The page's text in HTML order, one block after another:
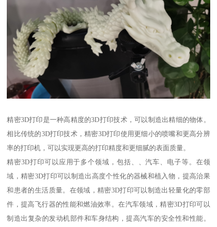
精密3D打印是一种高精度的3D打印技术，可以制造出精细的物体。
相比传统的3D打印技术，精密3D打印使用更细小的喷嘴和更高分辨
率的打印机，可以实现更高的打印精度和更细腻的表面质量。
精密3D打印可以应用于多个领域，包括、、汽车、电子等。在领
域，精密3D打印可以制造出高度个性化的器械和植入物，提高治果
和患者的生活质量。在领域，精密3D打印可以制造出轻量化的零部
件，提高飞行器的性能和燃油效率。在汽车领域，精密3D打印可以
制造出复杂的发动机部件和车身结构，提高汽车的安全性和性能。